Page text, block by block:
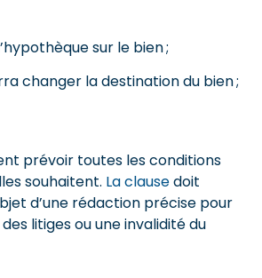
sur le bien ;
changer la destination du bien ;
prévoir toutes les conditions
souhaitent. La clausedoit
d’une rédaction précise pour
litiges ou une invalidité du